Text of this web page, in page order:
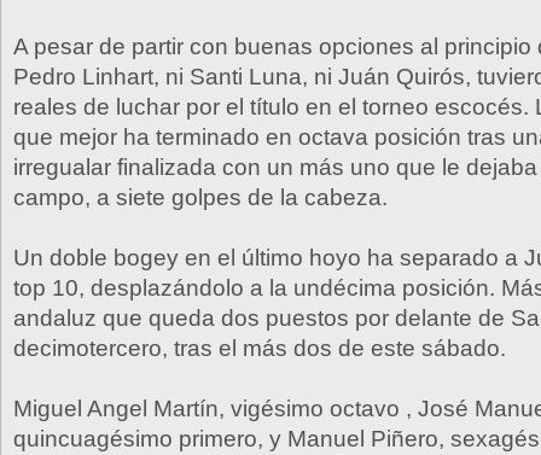
A pesar de partir con buenas opciones al principio
Pedro Linhart, ni Santi Luna, ni Juán Quirós,
reales de luchar por el título en el torneo escocés.
que mejor ha terminado en octava posición tras
irregualar finalizada con un más uno que le
campo, a siete golpes de la cabeza.
Un doble bogey en el último hoyo ha separado a
top 10, desplazándolo a la undécima posición.
andaluz que queda dos puestos por delante de
decimotercero, tras el más dos de este sábado.
Miguel Angel Martín, vigésimo octavo , José
quincuagésimo primero, y Manuel Piñero,